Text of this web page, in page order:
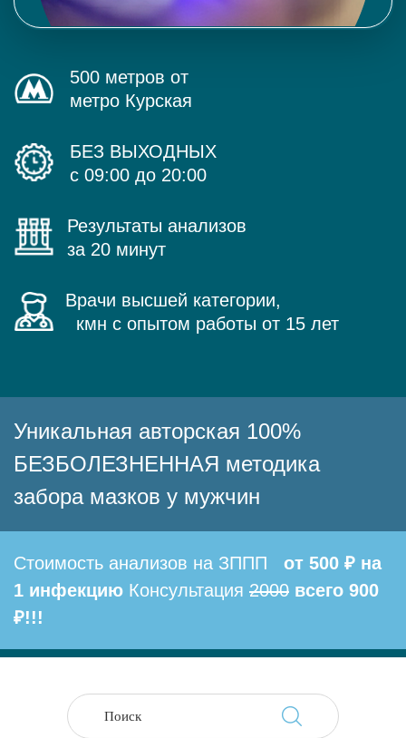
500 метров от
метро Курская
БЕЗ ВЫХОДНЫХ
с 09:00 до 20:00
Результаты анализов
за 20 минут
Врачи высшей категории,
кмн с опытом работы от 15 лет
Уникальная авторская 100%
БЕЗБОЛЕЗНЕННАЯ методика
забора мазков у мужчин
Стоимость анализов на ЗППП
от 500 ₽ на
1 инфекцию Консультация 2000 всего 900
₽!!!